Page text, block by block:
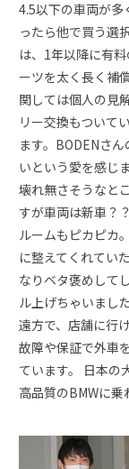
4.5以下の車両が多
ったら他で買う選
は、1年以降に有
ーツを太く長く補
関しては個人の見
リー交換もついて
ます。BODENさ
いという愛を感じ
壊れ無さそうなと
すが車両は新車？
ルームもピカピカ
に整えてくれてい
なりベタ褒めして
ル上げちゃいまし
遠方で、店舗に行
故障や保証で外車
ています。 日本の
高品質のBMWに乗